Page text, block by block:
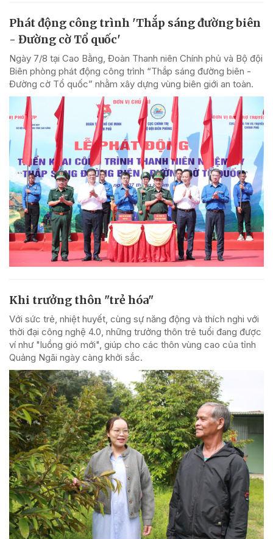
Phát động công trình 'Thắp sáng đường biên
- Đường cờ Tổ quốc'
Ngày 7/8 tại Cao Bằng, Đoàn Thanh niên Chính phủ và Bộ đội
Biên phòng phát động công trình “Thắp sáng đường biên -
Đường cờ Tổ quốc” nhằm xây dựng vùng biên giới an toàn.
Khi trưởng thôn "trẻ hóa"
Với sức trẻ, nhiệt huyết, cùng sự năng động và thích nghi với
thời đại công nghệ 4.0, những trưởng thôn trẻ tuổi đang được
ví như "luồng gió mới", giúp cho các thôn vùng cao của tỉnh
Quảng Ngãi ngày càng khởi sắc.